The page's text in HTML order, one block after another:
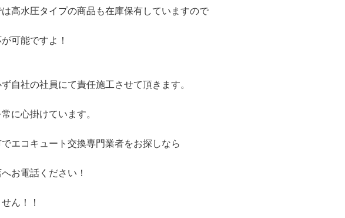
高水圧タイプの商品も在庫保有していますので
可能ですよ！
自社の社員にて責任施工させて頂きます。
に心掛けています。
エコキュート交換専門業者をお探しなら
お電話ください！
ん！！